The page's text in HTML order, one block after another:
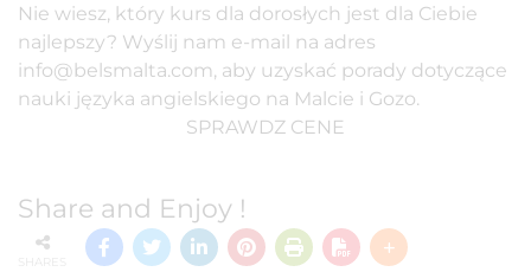
Nie wiesz, który kurs dla dorosłych jest dla Ciebie
najlepszy? Wyślij nam e-mail na adres
info@belsmalta.com, aby uzyskać porady dotyczące
nauki języka angielskiego na Malcie i Gozo.
SPRAWDZ CENE
Share and Enjoy !